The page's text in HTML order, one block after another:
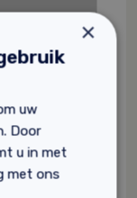
×
uw
Door
u in met
met ons